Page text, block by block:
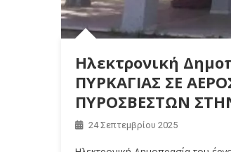
Ηλεκτρονική
ΠΥΡΚΑΓΙΑΣ ΣΕ
ΠΥΡΟΣΒΕΣΤΩΝ
24 Σεπτεμβρίου 2025